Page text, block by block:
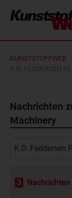
KUNSTSTOFFWEB
Nachrichten
Machinery
3 Nachrichten